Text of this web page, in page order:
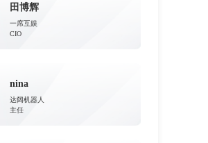
田博辉
一席互娱
CIO
nina
达阔机器人
主任